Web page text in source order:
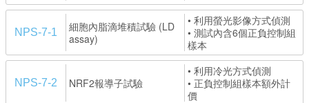
NPS-7-1
細胞內脂滴堆積試驗 (LD
assay)
• 利用螢光影像方式偵測
• 測試內含6個正負控制組
樣本
NPS-7-2 NRF2報導子試驗
• 利用冷光方式偵測
• 正負控制組樣本額外計
價